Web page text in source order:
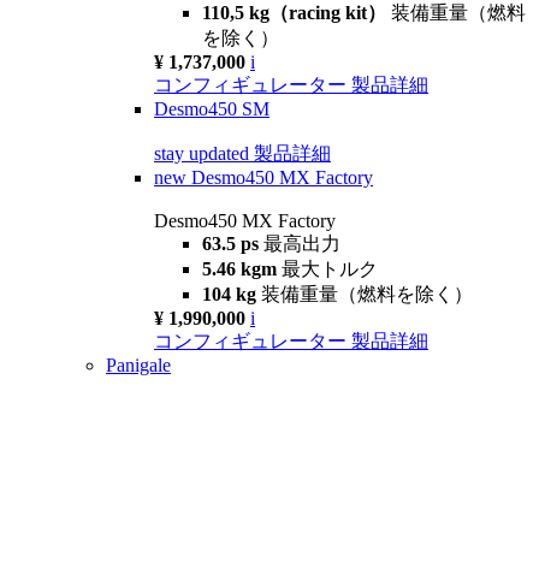
110,5 kg（racing kit） 装備重量（燃料
を除く）
¥ 1,737,000 i
コンフィギュレーター 製品詳細
Desmo450 SM
stay updated 製品詳細
new Desmo450 MX Factory
Desmo450 MX Factory
63.5 ps 最高出力
5.46 kgm 最大トルク
104 kg 装備重量（燃料を除く）
¥ 1,990,000 i
コンフィギュレーター 製品詳細
Panigale